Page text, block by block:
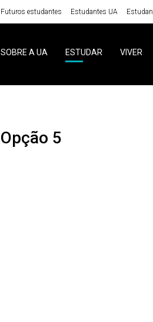
Futuros estudantes Estudantes UA
SOBRE A UA ESTUDAR VIVER
Opção 5